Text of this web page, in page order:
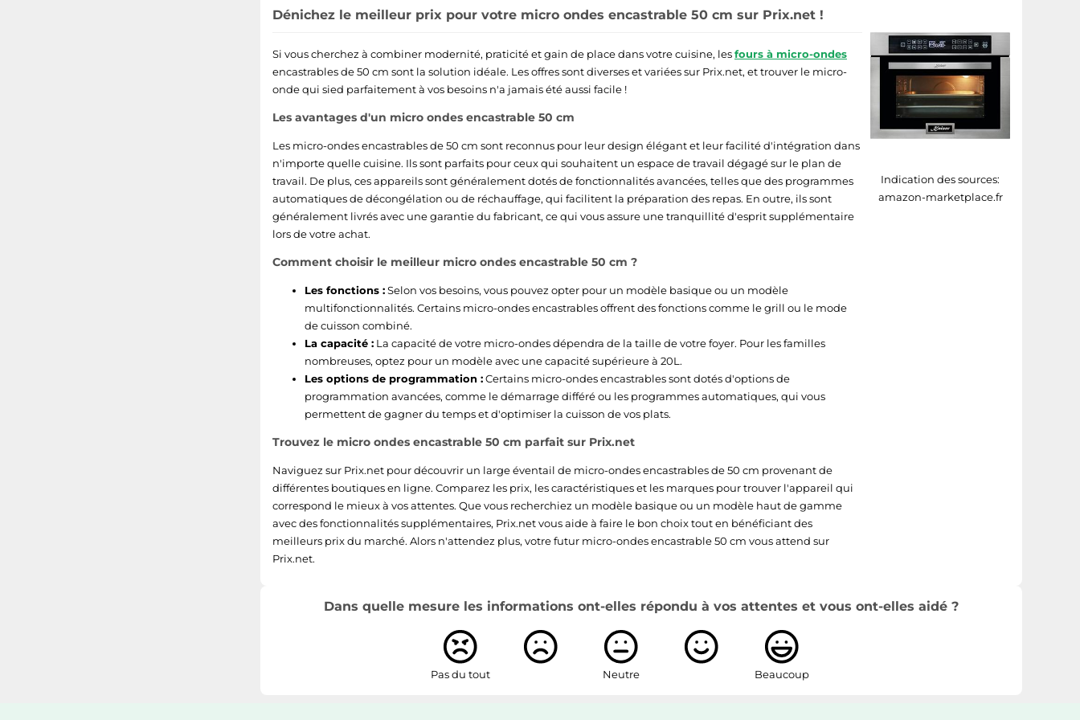
Indication des sources:
amazon-marketplace.fr
Dénichez le meilleur prix pour votre micro ondes encastrable 50 cm sur Prix.net !
Si vous cherchez à combiner modernité, praticité et gain de place dans votre cuisine, lesfours à micro-ondes
encastrables de 50 cm sont la solution idéale. Les offres sont diverses et variées sur Prix.net, et trouver le micro-
onde qui sied parfaitement à vos besoins n'a jamais été aussi facile !
Les avantages d'un micro ondes encastrable 50 cm
Les micro-ondes encastrables de 50 cm sont reconnus pour leur design élégant et leur facilité d'intégration dans
n'importe quelle cuisine. Ils sont parfaits pour ceux qui souhaitent un espace de travail dégagé sur le plan de
travail. De plus, ces appareils sont généralement dotés de fonctionnalités avancées, telles que des programmes
automatiques de décongélation ou de réchauffage, qui facilitent la préparation des repas. En outre, ils sont
généralement livrés avec une garantie du fabricant, ce qui vous assure une tranquillité d'esprit supplémentaire
lors de votre achat.
Comment choisir le meilleur micro ondes encastrable 50 cm ?
Les fonctions :Selon vos besoins, vous pouvez opter pour un modèle basique ou un modèle
multifonctionnalités. Certains micro-ondes encastrables offrent des fonctions comme le grill ou le mode
de cuisson combiné.
La capacité : La capacité de votre micro-ondes dépendra de la taille de votre foyer. Pour les familles
nombreuses, optez pour un modèle avec une capacité supérieure à 20L.
Les options de programmation :Certains micro-ondes encastrables sont dotés d'options de
programmation avancées, comme le démarrage différé ou les programmes automatiques, qui vous
permettent de gagner du temps et d'optimiser la cuisson de vos plats.
Trouvez le micro ondes encastrable 50 cm parfait sur Prix.net
Naviguez sur Prix.net pour découvrir un large éventail de micro-ondes encastrables de 50 cm provenant de
différentes boutiques en ligne. Comparez les prix, les caractéristiques et les marques pour trouver l'appareil qui
correspond le mieux à vos attentes. Que vous recherchiez un modèle basique ou un modèle haut de gamme
avec des fonctionnalités supplémentaires, Prix.net vous aide à faire le bon choix tout en bénéficiant des
meilleurs prix du marché. Alors n'attendez plus, votre futur micro-ondes encastrable 50 cm vous attend sur
Prix.net.
Dans quelle mesure les informations ont-elles répondu à vos attentes et vous ont-elles aidé ?
Pas du tout Neutre Beaucoup